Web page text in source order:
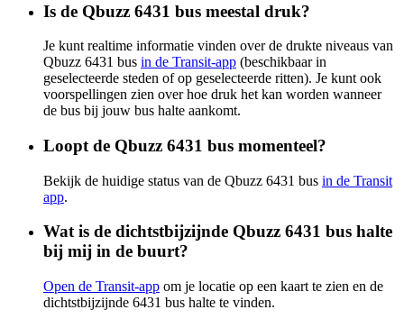
Is de Qbuzz 6431 bus meestal druk?
Je kunt realtime informatie vinden over de drukte niveaus van
Qbuzz 6431 bus in de Transit-app (beschikbaar in
geselecteerde steden of op geselecteerde ritten). Je kunt ook
voorspellingen zien over hoe druk het kan worden wanneer
de bus bij jouw bus halte aankomt.
Loopt de Qbuzz 6431 bus momenteel?
Bekijk de huidige status van de Qbuzz 6431 bus in de Transit
app.
Wat is de dichtstbijzijnde Qbuzz 6431 bus halte
bij mij in de buurt?
Open de Transit-app om je locatie op een kaart te zien en de
dichtstbijzijnde 6431 bus halte te vinden.